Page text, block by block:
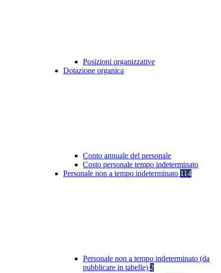
Posizioni organizzative
Dotazione organica
Conto annuale del personale
Costo personale tempo indeterminato
Personale non a tempo indeterminato 114
Personale non a tempo indeterminato (da
pubblicare in tabelle) 2